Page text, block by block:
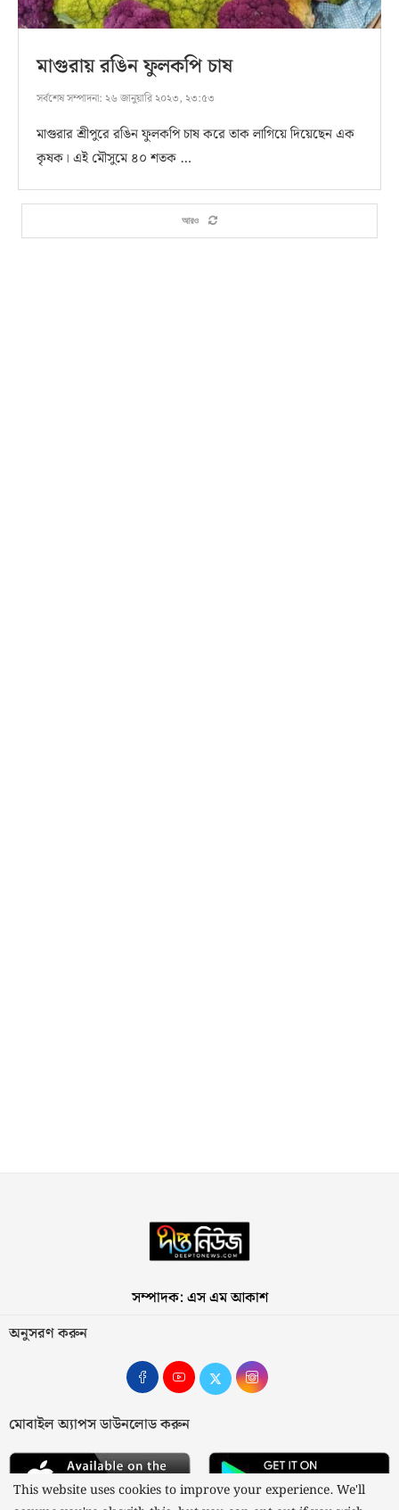
মাগুরায় রঙিন ফুলকপি চাষ
সর্বশেষ সম্পাদনা: ২৬ জানুয়ারি ২০২৩, ২৩:৫৩
মাগুরার শ্রীপুরে রঙিন ফুলকপি চাষ করে তাক লাগিয়ে দিয়েছেন এক
কৃষক। এই মৌসুমে ৪০ শতক …
আরও
সম্পাদক: এস এম আকাশ
অনুসরণ করুন
মোবাইল অ্যাপস ডাউনলোড করুন
This website uses cookies to improve your experience. We'll